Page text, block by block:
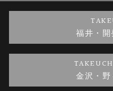
婚約ネックレス
金・プラチナのお取引
ブランドリスト
金澤指輪工房｜手作りペアリン
金澤指輪工房｜手作り結婚指輪
お客様の声
プライバシーポリシー
福井・
金沢・